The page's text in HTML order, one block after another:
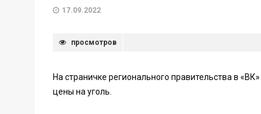
17.09.2022
просмотров
На страничке регионального правительства в
цены на уголь.